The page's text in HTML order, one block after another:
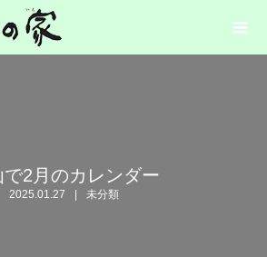
で2月のカレンダー
2025.01.27 未分類